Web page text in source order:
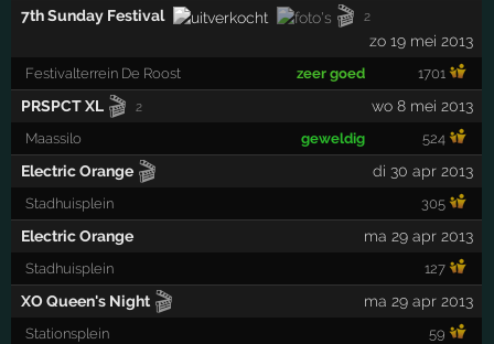
7th Sunday Festival 🎬 2
zo 19 mei 2013
Festivalterrein De Roost zeer goed 1701
PRSPCT XL 🎬 2 wo 8 mei 2013
Maassilo geweldig 524
Electric Orange 🎬 di 30 apr 2013
Stadhuisplein 305
Electric Orange ma 29 apr 2013
Stadhuisplein 127
XO Queen's Night 🎬 ma 29 apr 2013
Stationsplein 59